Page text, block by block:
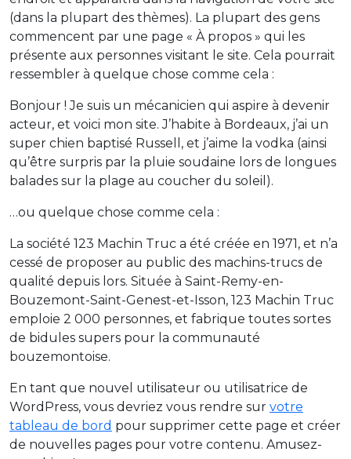
(dans la plupart des thèmes). La plupart des gens
commencent par une page « À propos » qui les
présente aux personnes visitant le site. Cela pourrait
ressembler à quelque chose comme cela :
Bonjour ! Je suis un mécanicien qui aspire à devenir
acteur, et voici mon site. J’habite à Bordeaux, j’ai un
super chien baptisé Russell, et j’aime la vodka (ainsi
qu’être surpris par la pluie soudaine lors de longues
balades sur la plage au coucher du soleil).
…ou quelque chose comme cela :
La société 123 Machin Truc a été créée en 1971, et n’a
cessé de proposer au public des machins-trucs de
qualité depuis lors. Située à Saint-Remy-en-
Bouzemont-Saint-Genest-et-Isson, 123 Machin Truc
emploie 2 000 personnes, et fabrique toutes sortes
de bidules supers pour la communauté
bouzemontoise.
En tant que nouvel utilisateur ou utilisatrice de
WordPress, vous devriez vous rendre sur votre
tableau de bord pour supprimer cette page et créer
de nouvelles pages pour votre contenu. Amusez-